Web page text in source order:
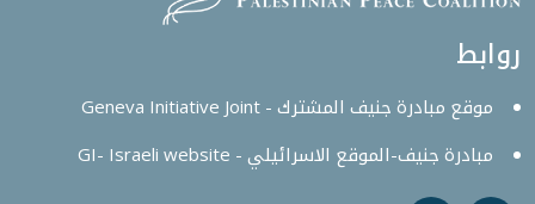
روابط
موقع مبادرة جنيف المشترك - Geneva Initiative Joint
مبادرة جنيف-الموقع الاسرائيلي - GI- Israeli website